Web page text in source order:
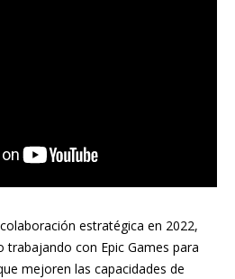
estratégica en 2022,
trabajando con Epic Games para
mejoren las capacidades de